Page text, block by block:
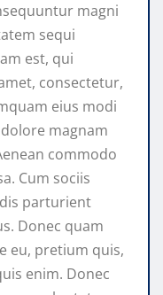
magni
sequi
est, qui
consectetur,
eius modi
magnam
commodo
Cum sociis
parturient
Donec quam
eu, pretium quis,
enim. Donec